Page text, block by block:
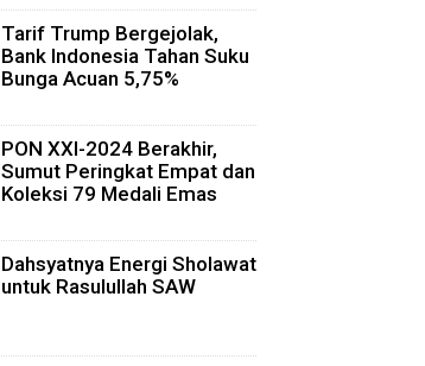
Tarif Trump Bergejolak,
Bank Indonesia Tahan Suku
Bunga Acuan 5,75%
PON XXI-2024 Berakhir,
Sumut Peringkat Empat dan
Koleksi 79 Medali Emas
Dahsyatnya Energi Sholawat
untuk Rasulullah SAW